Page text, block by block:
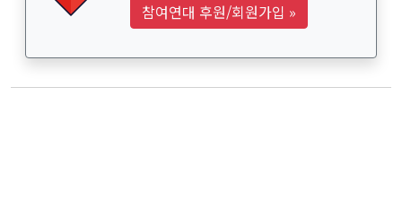
참여연대 후원/회원가입 »